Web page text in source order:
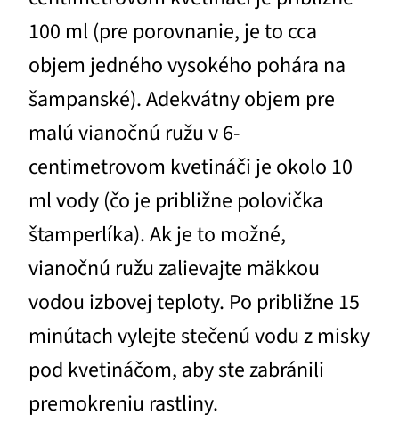
100 ml (pre porovnanie, je to cca
objem jedného vysokého pohára na
šampanské). Adekvátny objem pre
malú vianočnú ružu v 6-
centimetrovom kvetináči je okolo 10
ml vody (čo je približne polovička
štamperlíka). Ak je to možné,
vianočnú ružu zalievajte mäkkou
vodou izbovej teploty. Po približne 15
minútach vylejte stečenú vodu z misky
pod kvetináčom, aby ste zabránili
premokreniu rastliny.